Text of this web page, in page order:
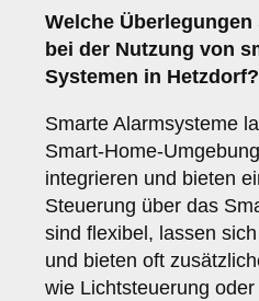
Welche
bei der Nutzung von
Systemen in Hetzdorf?
Smarte Alarmsysteme
Smart-Home-
integrieren und bieten
Steuerung über das
sind flexibel, lassen
und bieten oft
wie Lichtsteuerung oder